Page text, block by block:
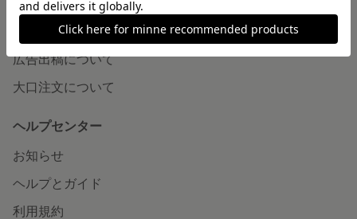
企業の方へ
広告出稿について
大口注文について
ヘルプセンター
お知らせ
ヘルプとガイド
利用規約